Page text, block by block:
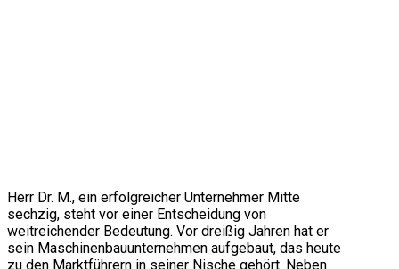
Herr Dr. M., ein erfolgreicher Unternehmer Mitte
sechzig, steht vor einer Entscheidung von
weitreichender Bedeutung. Vor dreißig Jahren hat er
sein Maschinenbauunternehmen aufgebaut, das heute
zu den Marktführern in seiner Nische gehört. Neben